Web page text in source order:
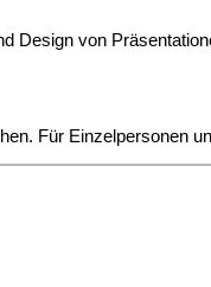
Design von
Für Einzelpersonen